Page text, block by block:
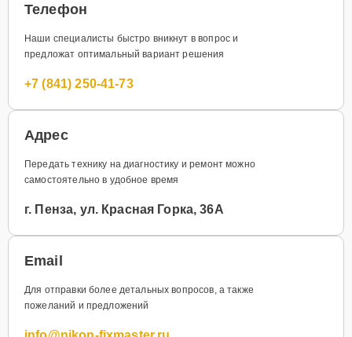
Телефон
Наши специалисты быстро вникнут в вопрос и
предложат оптимальный вариант решения
+7 (841) 250-41-73
Адрес
Передать технику на диагностику и ремонт можно
самостоятельно в удобное время
г. Пенза, ул. Красная Горка, 36А
Email
Для отправки более детальных вопросов, а также
пожеланий и предложений